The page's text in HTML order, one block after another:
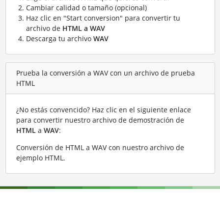
Cambiar calidad o tamaño (opcional)
Haz clic en "Start conversion" para convertir tu
archivo de HTML a WAV
Descarga tu archivo WAV
Prueba la conversión a WAV con un archivo de prueba
HTML
¿No estás convencido? Haz clic en el siguiente enlace
para convertir nuestro archivo de demostración de
HTMLa WAV:
Conversión de HTML a WAV con nuestro archivo de
ejemplo HTML.